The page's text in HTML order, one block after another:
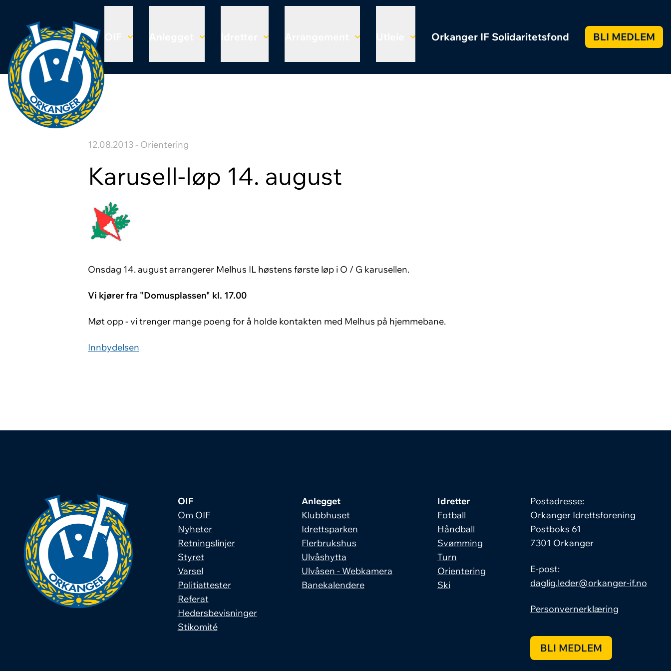
Orkanger IF Solidaritetsfond BLI MEDLEM
12.08.2013 - Orientering
Karusell-løp 14. august
Onsdag 14. august arrangerer Melhus IL høstens første løp i O / G karusellen.
Vi kjører fra "Domusplassen" kl. 17.00
Møt opp - vi trenger mange poeng for å holde kontakten med Melhus på hjemmebane.
Innbydelsen
OIF
Om OIF
Nyheter
Retningslinjer
Styret
Varsel
Politiattester
Referat
Hedersbevisninger
Stikomité
Anlegget
Klubbhuset
Idrettsparken
Flerbrukshus
Ulvåshytta
Ulvåsen - Webkamera
Banekalendere
Idretter
Fotball
Håndball
Svømming
Turn
Orientering
Ski
Postadresse:
Orkanger Idrettsforening
Postboks 61
7301 Orkanger
E-post:
daglig.leder@orkanger-if.no
Personvernerklæring
BLI MEDLEM